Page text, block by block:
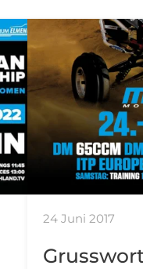
24 Juni 2017